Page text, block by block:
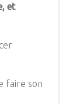
et
faire son